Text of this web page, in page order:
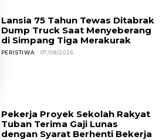
Lansia 75 Tahun Tewas Ditabrak
Dump Truck Saat Menyeberang
di Simpang Tiga Merakurak
PERISTIWA 07/08/2026
Pekerja Proyek Sekolah Rakyat
Tuban Terima Gaji Lunas
dengan Syarat Berhenti Bekerja